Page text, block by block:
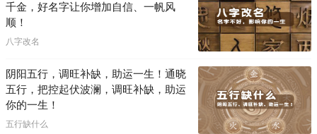
千金，好名字让你增加自信、一帆风
顺！
八字改名
阴阳五行，调旺补缺，助运一生！通晓
五行，把控起伏波澜，调旺补缺，助运
你的一生！
五行缺什么